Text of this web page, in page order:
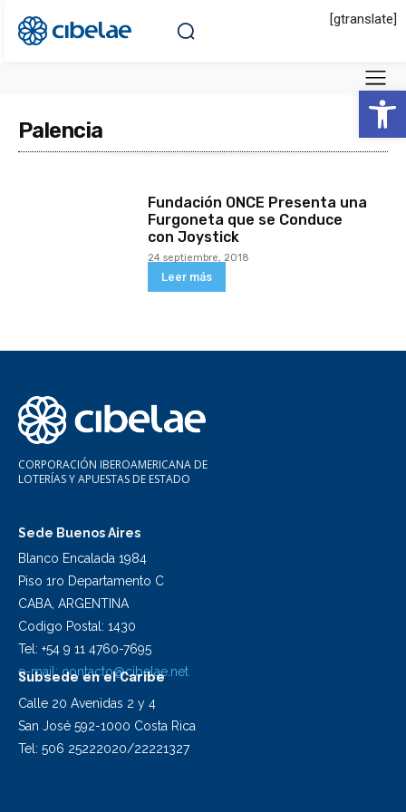
Abrir
[gtranslate]
Palencia
Fundación ONCE Presenta una
Furgoneta que se Conduce
con Joystick
24 septiembre, 2018
Leer más
CORPORACIÓN IBEROAMERICANA DE
LOTERÍAS Y APUESTAS DE ESTADO
Sede Buenos Aires
Blanco Encalada 1984
Piso 1ro Departamento C
CABA, ARGENTINA
Codigo Postal: 1430
Tel: +54 9 11 4760-7695
e-mail: contacto@cibelae.net
Subsede en el Caribe
Calle 20 Avenidas 2 y 4
San José 592-1000 Costa Rica
Tel: 506 25222020/22221327